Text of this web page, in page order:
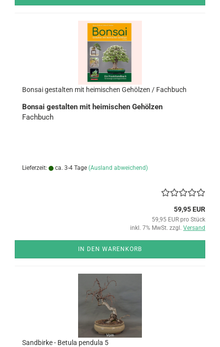
Bon­sai ge­stal­ten mit hei­mi­schen Ge­höl­zen / Fach­buch
Bon­sai ge­stal­ten mit hei­mi­schen Ge­höl­zen
Fach­buch
Lieferzeit: ca. 3-4 Tage (Ausland abweichend)
59,95 EUR
59,95 EUR pro Stück
inkl. 7% MwSt. zzgl. Versand
IN DEN WARENKORB
Sand­bir­ke - Be­tu­la pen­du­la 5